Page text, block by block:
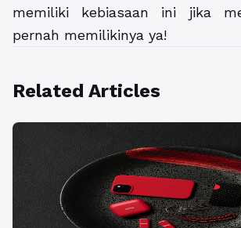
memiliki kebiasaan ini jika
pernah memilikinya ya!
Related Articles